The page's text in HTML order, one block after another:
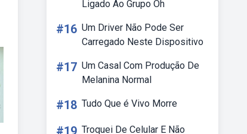
Ligado Ao Grupo Oh
#16 Um Driver Não Pode Ser
Carregado Neste Dispositivo
#17 Um Casal Com Produção De
Melanina Normal
#18 Tudo Que é Vivo Morre
#19 Troquei De Celular E Não